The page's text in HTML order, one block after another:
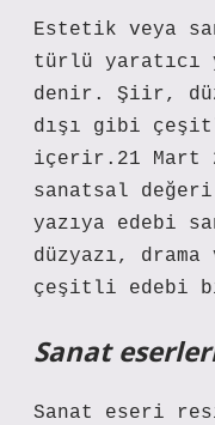
Estetik veya
türlü yaratıcı
denir. Şiir,
dışı gibi
içerir.21 Mart
sanatsal
yazıya edebi
düzyazı,
çeşitli edebi
Sanat
Sanat eseri